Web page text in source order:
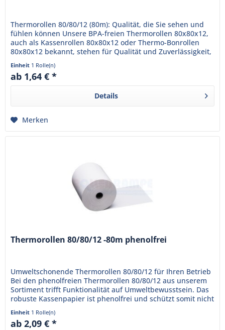
Thermorollen 80/80/12 (80m): Qualität, die Sie sehen und
fühlen können Unsere BPA-freien Thermorollen 80x80x12,
auch als Kassenrollen 80x80x12 oder Thermo-Bonrollen
80x80x12 bekannt, stehen für Qualität und Zuverlässigkeit,
die Ihr...
Einheit 1 Rolle(n)
ab 1,64 € *
Details
Merken
Thermorollen 80/80/12 -80m phenolfrei
Umweltschonende Thermorollen 80/80/12 für Ihren Betrieb
Bei den phenolfreien Thermorollen 80/80/12 aus unserem
Sortiment trifft Funktionalität auf Umweltbewusstsein. Das
robuste Kassenpapier ist phenolfrei und schützt somit nicht
nur...
Einheit 1 Rolle(n)
ab 2,09 € *